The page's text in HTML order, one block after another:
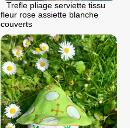
Trefle pliage serviette tissu
fleur rose assiette blanche
couverts